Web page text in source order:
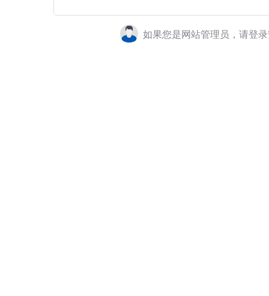
如果您是网站管理员，请登